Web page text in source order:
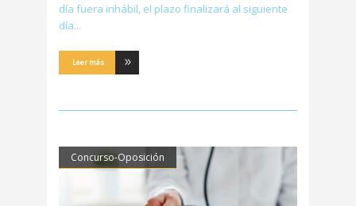
día fuera inhábil, el plazo finalizará al siguiente
día
Leer más
Concurso-Oposición